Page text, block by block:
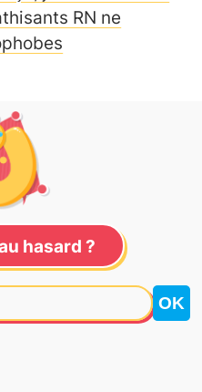
RN ne
hasard ?